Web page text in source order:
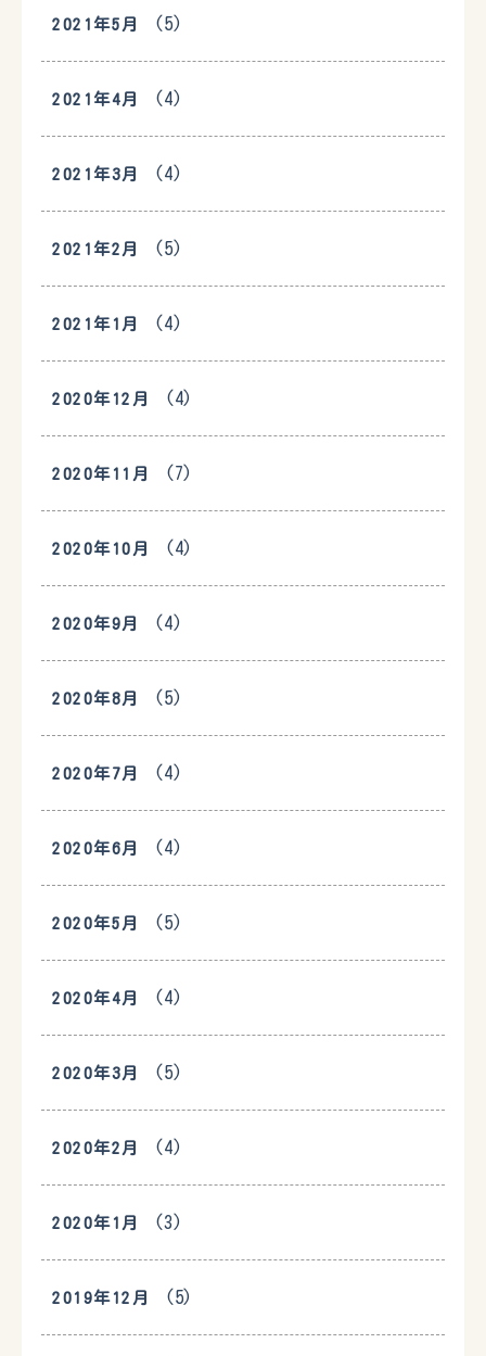
2021年5月 (5)
2021年4月 (4)
2021年3月 (4)
2021年2月 (5)
2021年1月 (4)
2020年12月 (4)
2020年11月 (7)
2020年10月 (4)
2020年9月 (4)
2020年8月 (5)
2020年7月 (4)
2020年6月 (4)
2020年5月 (5)
2020年4月 (4)
2020年3月 (5)
2020年2月 (4)
2020年1月 (3)
2019年12月 (5)